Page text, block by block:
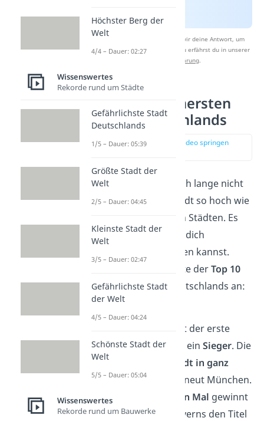
Nach Beantwortung speichern wir deine Antwort, um
Studyflix zu verbessern. Mehr dazu erfährst du in unserer
Datenschutzerklärung.
Die Top 10 sichersten
Städte Deutschlands
zur Stelle im Video springen
Die Kriminalität ist noch lange nicht
in jeder deutschen Stadt so hoch wie
in den 10 kriminellsten Städten. Es
gibt Orte, in denen du dich
fühlen kannst.
Schau dir hier eine Liste derTop 10
sichersten StädteDeutschlands an:
In diesen Top 10 ist der erste
Platz auch wirklich einSieger. Die
sicherste Großstadt in ganz
Deutschland
ist erneut München.
Bereits
zum vierten Mal gewinnt
die Hauptstadt Bayerns den Titel
Höchster Berg der
Welt
4/4 – Dauer: 02:27
Wissenswertes
Rekorde rund um Städte
Gefährlichste Stadt
Deutschlands
1/5 – Dauer: 05:39
Größte Stadt der
Welt
2/5 – Dauer: 04:45
Kleinste Stadt der
Welt
3/5 – Dauer: 02:47
Gefährlichste Stadt
der Welt
4/5 – Dauer: 04:24
Schönste Stadt der
Welt
5/5 – Dauer: 05:04
Wissenswertes
Rekorde rund um Bauwerke